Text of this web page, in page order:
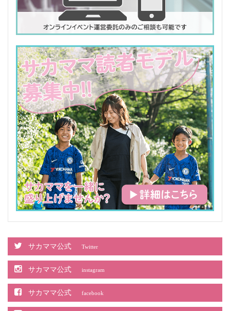
サカママ公式 Twitter
サカママ公式 instagram
サカママ公式 facebook